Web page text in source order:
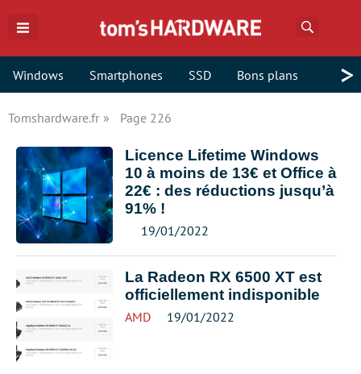
Windows Smartphones SSD Bons plans >
Tomshardware.fr Page 226
Licence Lifetime Windows
10 à moins de 13€ et Office à
22€ : des réductions jusqu’à
91% !
19/01/2022
La Radeon RX 6500 XT est
officiellement indisponible
AMD 19/01/2022